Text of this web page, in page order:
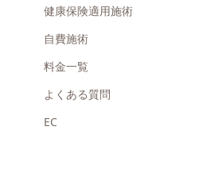
健康保険適用施術
自費施術
料金一覧
よくある質問
EC